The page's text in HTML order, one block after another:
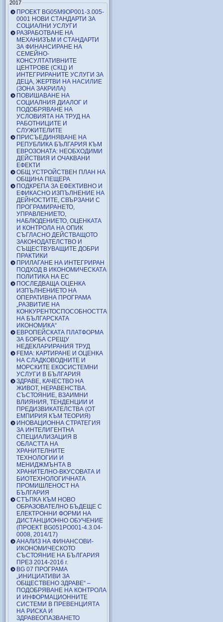
2017
ПРОЕКТ BG05M9OP001-3.005-
0001 НОВИ СТАНДАРТИ ЗА
СОЦИАЛНИ УСЛУГИ
РАЗРАБОТВАНЕ НА
МЕХАНИЗЪМ И СТАНДАРТИ
ЗА ФИНАНСИРАНЕ НА
СЕМЕЙНО-
КОНСУЛТАТИВНИТЕ
ЦЕНТРОВЕ (СКЦ) И
ИНТЕГРИРАНИТЕ УСЛУГИ ЗА
ДЕЦА, ЖЕРТВИ НА НАСИЛИЕ
(ЗОНА ЗАКРИЛА)
ПОВИШАВАНЕ НА
СОЦИАЛНИЯ ДИАЛОГ И
ПОДОБРЯВАНЕ НА
УСЛОВИЯТА НА ТРУД НА
РАБОТНИЦИТЕ И
СЛУЖИТЕЛИТЕ
ПРИСЪЕДИНЯВАНЕ НА
РЕПУБЛИКА БЪЛГАРИЯ КЪМ
ЕВРОЗОНАТА: НЕОБХОДИМИ
ДЕЙСТВИЯ И ОЧАКВАНИ
ЕФЕКТИ
ОБЩ УСТРОЙСТВЕН ПЛАН НА
ОБЩИНА ПЕЩЕРА
ПОДКРЕПА ЗА ЕФЕКТИВНО И
ЕФИКАСНО ИЗПЪЛНЕНИЕ НА
ДЕЙНОСТИТЕ, СВЪРЗАНИ С
ПРОГРАМИРАНЕТО,
УПРАВЛЕНИЕТО,
НАБЛЮДЕНИЕТО, ОЦЕНКАТА
И КОНТРОЛА НА ОПИК
СЪГЛАСНО ДЕЙСТВАЩОТО
ЗАКОНОДАТЕЛСТВО И
СЪЩЕСТВУВАЩИТЕ ДОБРИ
ПРАКТИКИ
ПРИЛАГАНЕ НА ИНТЕГРИРАН
ПОДХОД В ИКОНОМИЧЕСКАТА
ПОЛИТИКА НА ЕС
ПОСЛЕДВАЩА ОЦЕНКА
ИЗПЪЛНЕНИЕТО НА
ОПЕРАТИВНА ПРОГРАМА
„РАЗВИТИЕ НА
КОНКУРЕНТОСПОСОБНОСТТА
НА БЪЛГАРСКАТА
ИКОНОМИКА“
ЕВРОПЕЙСКАТА ПЛАТФОРМА
ЗА БОРБА СРЕЩУ
НЕДЕКЛАРИРАНИЯ ТРУД
FEMA: КАРТИРАНЕ И ОЦЕНКА
НА СЛАДКОВОДНИТЕ И
МОРСКИТЕ ЕКОСИСТЕМНИ
УСЛУГИ В БЪЛГАРИЯ
ЗДРАВЕ, КАЧЕСТВО НА
ЖИВОТ, НЕРАВЕНСТВА.
СЪСТОЯНИЕ, ВЗАИМНИ
ВЛИЯНИЯ, ТЕНДЕНЦИИ И
ПРЕДИЗВИКАТЕЛСТВА (ОТ
ЕМПИРИЯ КЪМ ТЕОРИЯ)
ИНОВАЦИОННА СТРАТЕГИЯ
ЗА ИНТЕЛИГЕНТНА
СПЕЦИАЛИЗАЦИЯ В
ОБЛАСТТА НА
ХРАНИТЕЛНИТЕ
ТЕХНОЛОГИИ И
МЕНИДЖМЪНТА В
ХРАНИТЕЛНО-ВКУСОВАТА И
БИОТЕХНОЛОГИЧНАТА
ПРОМИШЛЕНОСТ НА
БЪЛГАРИЯ
СТЪПКА КЪМ НОВО
ОБРАЗОВАТЕЛНО БЪДЕЩЕ С
ЕЛЕКТРОННИ ФОРМИ НА
ДИСТАНЦИОННО ОБУЧЕНИЕ
(ПРОЕКТ BG051PO001-4.3.04-
0008, 2014/17)
АНАЛИЗ НА ФИНАНСОВИ-
ИКОНОМИЧЕСКОТО
СЪСТОЯНИЕ НА БЪЛГАРИЯ
ПРЕЗ 2014-2016 г.
BG 07 ПРОГРАМА
„ИНИЦИАТИВИ ЗА
ОБЩЕСТВЕНО ЗДРАВЕ“ –
ПОДОБРЯВАНЕ НА КОНТРОЛА
И ИНФОРМАЦИОННИТЕ
СИСТЕМИ В ПРЕВЕНЦИЯТА
НА РИСКА И
ЗДРАВЕОПАЗВАНЕТО